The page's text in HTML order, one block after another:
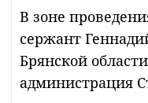
В зоне
сержант
Брянской
администрация